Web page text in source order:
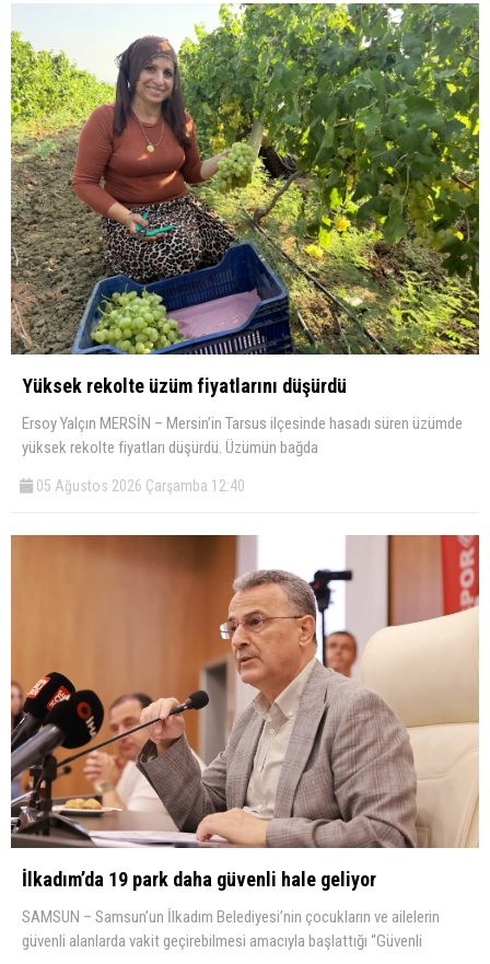
Yüksek rekolte üzüm fiyatlarını düşürdü
Ersoy Yalçın MERSİN – Mersin’in Tarsus ilçesinde hasadı süren üzümde
yüksek rekolte fiyatları düşürdü. Üzümün bağda
05 Ağustos 2026 Çarşamba 12:40
İlkadım’da 19 park daha güvenli hale geliyor
SAMSUN – Samsun’un İlkadım Belediyesi’nin çocukların ve ailelerin
güvenli alanlarda vakit geçirebilmesi amacıyla başlattığı “Güvenli